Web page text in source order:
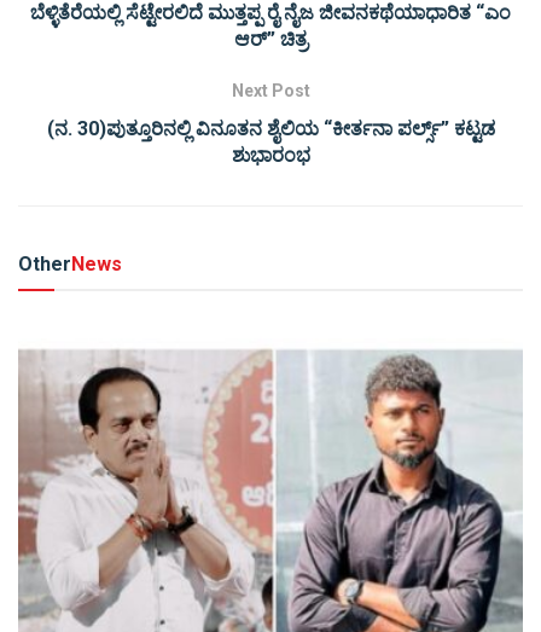
ಬೆಳ್ಳಿತೆರೆಯಲ್ಲಿ ಸೆಟ್ಟೇರಲಿದೆ ಮುತ್ತಪ್ಪ ರೈ ನೈಜ ಜೀವನಕಥೆಯಾಧಾರಿತ “ಎಂ
ಆರ್” ಚಿತ್ರ
Next Post
(ನ. 30)ಪುತ್ತೂರಿನಲ್ಲಿ ವಿನೂತನ ಶೈಲಿಯ “ಕೀರ್ತನಾ ಪರ್ಲ್ಸ್” ಕಟ್ಟಡ
ಶುಭಾರಂಭ
OtherNews